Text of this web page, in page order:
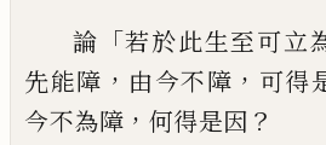
論 「若於此生至可立
先能障 ， 由今不障 ， 可得
今不為障 ， 何得是因 ？